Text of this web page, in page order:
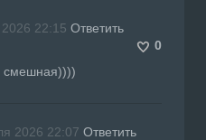
22:15 Ответить
0
смешная))))
2026 22:07 Ответить